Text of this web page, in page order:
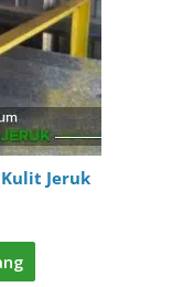
Jeruk